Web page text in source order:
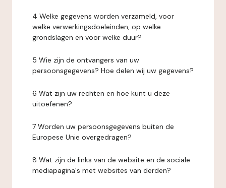
4 Welke gegevens worden verzameld, voor
welke verwerkingsdoeleinden, op welke
grondslagen en voor welke duur?
5 Wie zijn de ontvangers van uw
persoonsgegevens? Hoe delen wij uw gegevens?
6 Wat zijn uw rechten en hoe kunt u deze
uitoefenen?
7 Worden uw persoonsgegevens buiten de
Europese Unie overgedragen?
8 Wat zijn de links van de website en de sociale
mediapagina's met websites van derden?